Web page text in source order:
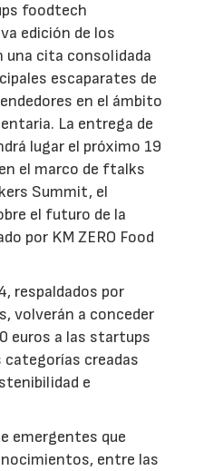
foodtech
edición de los
una cita consolidada
escaparates de
en el ámbito
La entrega de
lugar el próximo 19
el marco de ftalks
Summit, el
el futuro de la
por KM ZERO Food
respaldados por
volverán a conceder
euros a las startups
categorías creadas
e
emergentes que
entre las